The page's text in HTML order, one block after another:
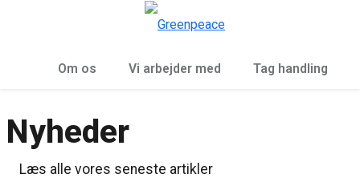
Om os Vi arbejder med Tag handling
Nyheder
Læs alle vores seneste artikler